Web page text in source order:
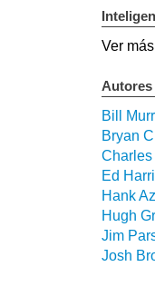
Ver más
Bill
Bryan
Charles
Ed
Hank
Hugh
Jim
Josh